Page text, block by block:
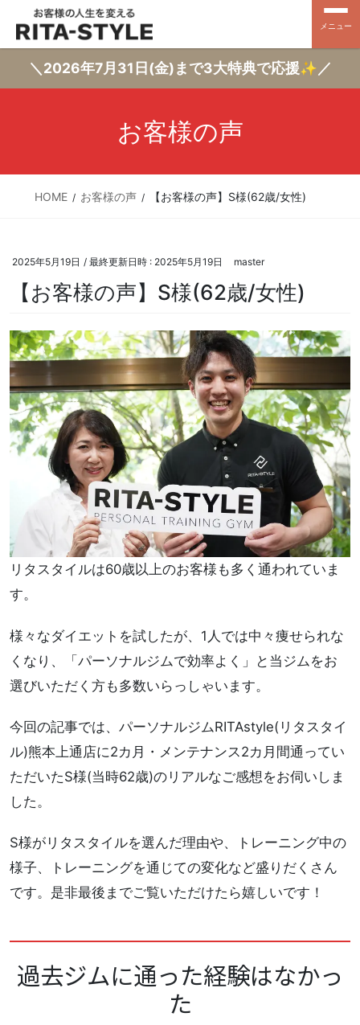
メニュー
＼2026年7月31日(金)まで3大特典で応援✨／
お客様の声
HOME お客様の声 【お客様の声】S様(62歳/女性)
2025年5月19日 / 最終更新日時 : 2025年5月19日 master
【お客様の声】S様(62歳/女性)
リタスタイルは60歳以上のお客様も多く通われていま
す。
様々なダイエットを試したが、1人では中々痩せられな
くなり、「パーソナルジムで効率よく」と当ジムをお
選びいただく方も多数いらっしゃいます。
今回の記事では、パーソナルジムRITAstyle(リタスタイ
ル)熊本上通店に2カ月・メンテナンス2カ月間通ってい
ただいたS様(当時62歳)のリアルなご感想をお伺いしま
した。
S様がリタスタイルを選んだ理由や、トレーニング中の
様子、トレーニングを通じての変化など盛りだくさん
です。是非最後までご覧いただけたら嬉しいです！
過去ジムに通った経験はなかっ
た